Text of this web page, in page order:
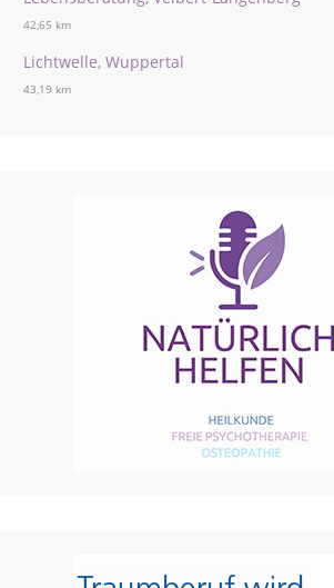
42,65 km
Lichtwelle, Wuppertal
43,19 km